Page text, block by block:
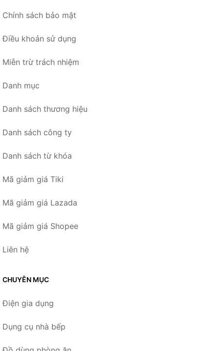
Chính sách bảo mật
Điều khoản sử dụng
Miễn trừ trách nhiệm
Danh mục
Danh sách thương hiệu
Danh sách công ty
Danh sách từ khóa
Mã giảm giá Tiki
Mã giảm giá Lazada
Mã giảm giá Shopee
Liên hệ
CHUYÊN MỤC
Điện gia dụng
Dụng cụ nhà bếp